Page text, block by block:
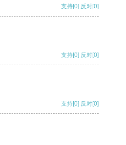
支持[0] 反对[0]
支持[0] 反对[0]
支持[0] 反对[0]